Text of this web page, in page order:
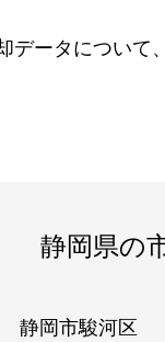
データについ
静岡県の
静岡市駿河区